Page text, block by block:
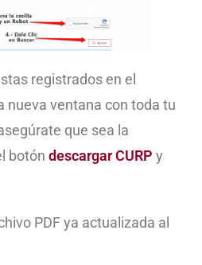
registrados en el
nueva ventana con toda tu
que sea la
botóndescargar CURP y
PDF ya actualizada al